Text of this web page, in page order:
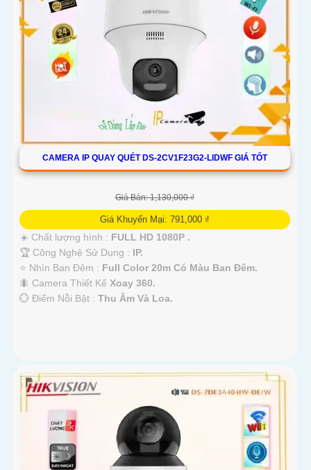
CAMERA IP QUAY QUÉT DS-2CV1F23G2-LIDWF GIÁ TỐT
Giá Bán: 1,130,000 ₫
Giá Khuyến Mại: 791,000 ₫
☀️ Chất lượng hình : FULL HD 1080P .
🏆 Công Nghệ Sử Dụng : IP.
⭐ Nhìn Ban Đêm : Full Color 20m Có Màu Ban Ðêm.
🐜 Camera Thiết Kế Xoay 360.
️💮 Điểm Nỗi Bật : Thu Âm Và Loa.